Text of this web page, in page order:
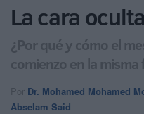
La cara
¿Por qué y cómo el
comienzo en la
Por Dr. Mohamed Mohamed
Abselam Said